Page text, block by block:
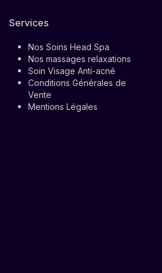
Services
Nos Soins Head Spa
Nos massages relaxations
Soin Visage Anti-acné
Conditions Générales de
Vente
Mentions Légales